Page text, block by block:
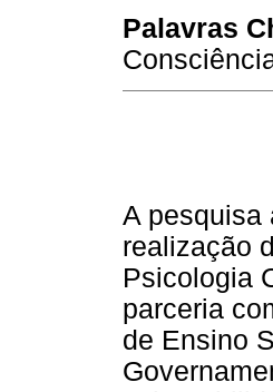
Palavras
A pesquisa
realização
Psicologia
parceria
de Ensino